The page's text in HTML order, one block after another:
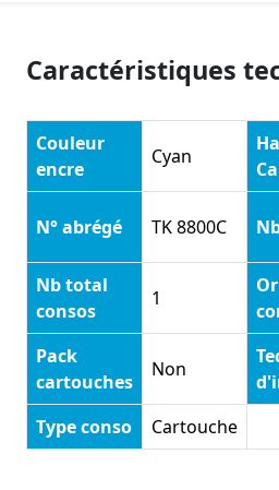
Caractéristiques
Couleur
encre
Cyan
N° abrégé TK 8800C
Nb total
consos
1
Pack
cartouches
Non
Type conso Cartouche